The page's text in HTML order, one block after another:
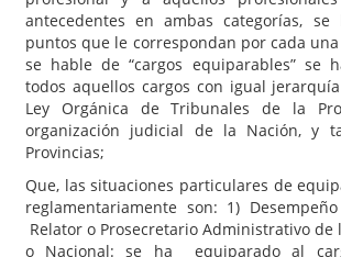
antecedentes en ambas categorías,
puntos que le correspondan por cada
se hable de “cargos equiparables” se
todos aquellos cargos con igual
Ley Orgánica de Tribunales de la
organización judicial de la Nación, y
Provincias;
Que, las situaciones particulares de
reglamentariamente son: 1)
Relator o Prosecretario Administrativo de
o Nacional: se ha equiparado al